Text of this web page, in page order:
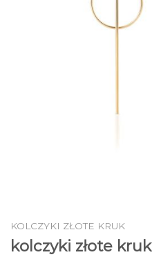
KOLCZYKI ZŁOTE KRUK
kolczyki złote kruk